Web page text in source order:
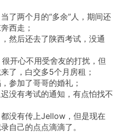
了两个月的“多余”人，期间还
西走；
然后还去了陕西考试，没通
开心不用受舍友的打扰，但
了，白交多5个月房租；
参加了哥哥的婚礼；
没有考试的通知，有点怕找不
没有传上Jellow，但是现在
自己的点点滴滴了。